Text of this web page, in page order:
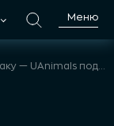
Меню